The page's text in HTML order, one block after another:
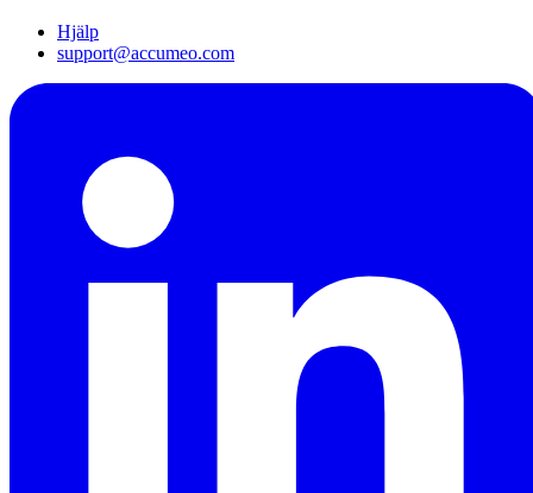
Hjälp
support@accumeo.com